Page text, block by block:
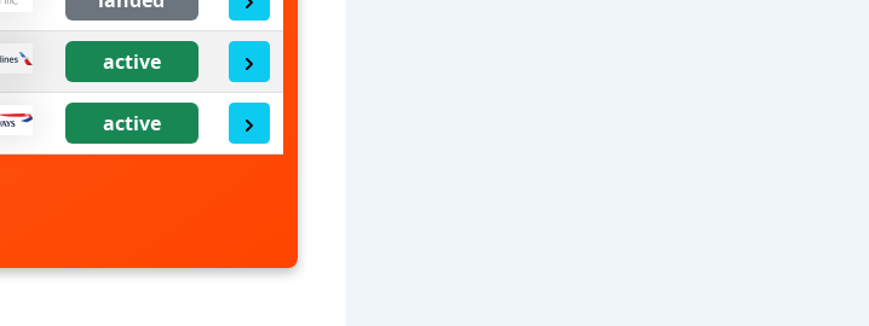
active
active